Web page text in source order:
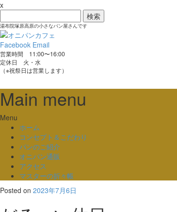
x
索:
湯布院塚原高原の小さなパン屋さんです
Facebook Email
営業時間 11:00〜16:00
定休日 火・水
（※祝祭日は営業します）
Main menu
Skip
content
Menu
ホーム
コンセプト＆こだわり
パンのご紹介
オニパン通販
アクセス
マスターの折々帳
Posted on 2023年7月6日